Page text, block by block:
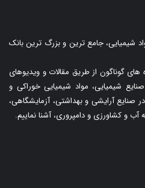
شیمیایی، جامع ترین و بزرگ ترین بانک
گوناگون از طریق مقالات و ویدیوهای
شیمیایی، مواد شیمیایی خوراکی و
صنایع آرایشی و بهداشتی، آزمایشگاهی،
و کشاورزی و دامپروری، آشنا نماییم.